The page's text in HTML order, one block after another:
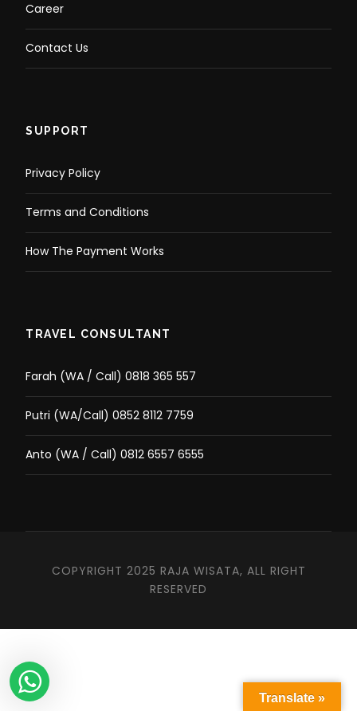
Career
Contact Us
SUPPORT
Privacy Policy
Terms and Conditions
How The Payment Works
TRAVEL CONSULTANT
Farah (WA / Call) 0818 365 557
Putri (WA/Call) 0852 8112 7759
Anto (WA / Call) 0812 6557 6555
COPYRIGHT 2025 RAJA WISATA, ALL RIGHT
RESERVED
Translate »